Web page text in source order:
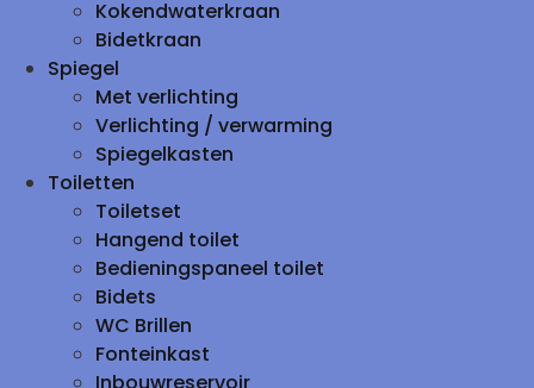
Kokendwaterkraan
Bidetkraan
Spiegel
Met verlichting
Verlichting / verwarming
Spiegelkasten
Toiletten
Toiletset
Hangend toilet
Bedieningspaneel toilet
Bidets
WC Brillen
Fonteinkast
Inbouwreservoir